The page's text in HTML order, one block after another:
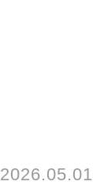
2026.05.01